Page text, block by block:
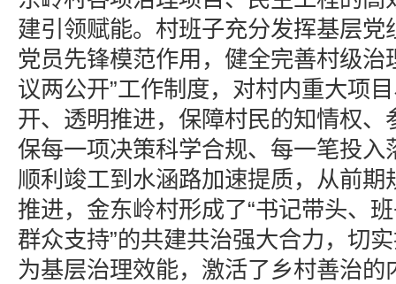
建引领赋能。村班子充分发挥基层党
党员先锋模范作用，健全完善村级治
议两公开”工作制度，对村内重大项
开、透明推进，保障村民的知情权、
保每一项决策科学合规、每一笔投入
顺利竣工到水涵路加速提质，从前期
推进，金东岭村形成了“书记带头、
群众支持”的共建共治强大合力，切
为基层治理效能，激活了乡村善治的